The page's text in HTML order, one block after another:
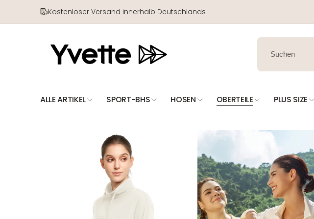
Kostenloser Versand innerhalb Deutschlands
ALLE ARTIKEL SPORT-BHS HOSEN OBERTEILE PLUS SIZE